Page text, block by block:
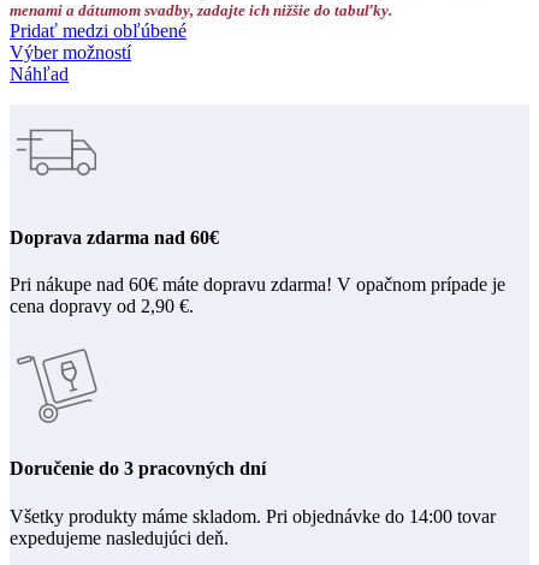
menami a dátumom svadby, zadajte ich nižšie do tabuľky.
Pridať medzi obľúbené
Výber možností
Náhľad
Doprava zdarma nad 60€
Pri nákupe nad 60€ máte dopravu zdarma! V opačnom prípade je
cena dopravy od 2,90 €.
Doručenie do 3 pracovných dní
Všetky produkty máme skladom. Pri objednávke do 14:00 tovar
expedujeme nasledujúci deň.